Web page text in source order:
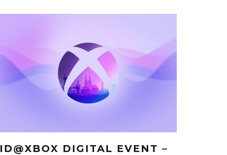
ID@XBOX DIGITAL EVENT –